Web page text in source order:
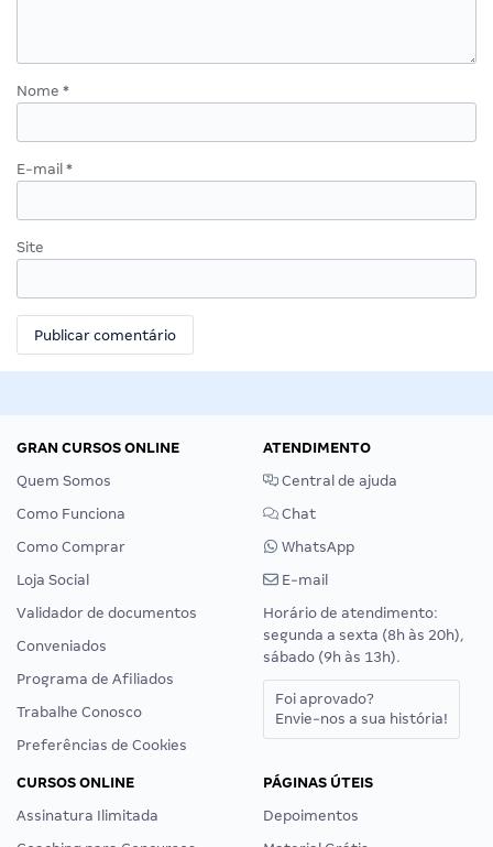
Nome *
E-mail *
Site
GRAN CURSOS ONLINE
Quem Somos
Como Funciona
Como Comprar
Loja Social
Validador de documentos
Conveniados
Programa de Afiliados
Trabalhe Conosco
Preferências de Cookies
ATENDIMENTO
Central de ajuda
Chat
WhatsApp
E-mail
Horário de atendimento:
segunda a sexta (8h às 20h),
sábado (9h às 13h).
Foi aprovado?
Envie-nos a sua história!
CURSOS ONLINE
Assinatura Ilimitada
PÁGINAS ÚTEIS
Depoimentos